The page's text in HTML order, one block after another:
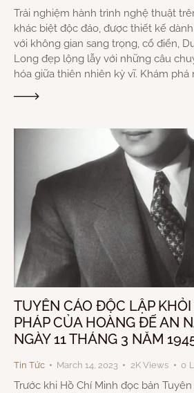
Trải nghiệm hành trình nghệ thuật
khác biệt độc đáo, được thiết kế
với không gian sang trọng, cổ điển,
Long đẹp lộng lẫy với những câu
hóa giữa thiên nhiên kỳ vĩ. Khám phá
TUYÊN CÁO ĐỘC LẬP
PHÁP CỦA HOÀNG ĐẾ AN
NGÀY 11 THÁNG 3 NĂM
Tin Tức March 14, 2023 2K Views 0
Trước khi Hồ Chí Minh đọc bản